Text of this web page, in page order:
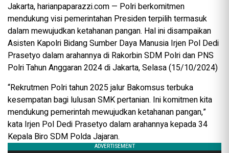
Jakarta, harianpaparazzi.com — Polri berkomitmen
mendukung visi pemerintahan Presiden terpilih termasuk
dalam mewujudkan ketahanan pangan. Hal ini disampaikan
Asisten Kapolri Bidang Sumber Daya Manusia Irjen Pol Dedi
Prasetyo dalam arahannya di Rakorbin SDM Polri dan PNS
Polri Tahun Anggaran 2024 di Jakarta, Selasa (15/10/2024)
“Rekrutmen Polri tahun 2025 jalur Bakomsus terbuka
kesempatan bagi lulusan SMK pertanian. Ini komitmen kita
mendukung pemerintah mewujudkan ketahanan pangan,”
kata Irjen Pol Dedi Prasetyo dalam arahannya kepada 34
Kepala Biro SDM Polda Jajaran.